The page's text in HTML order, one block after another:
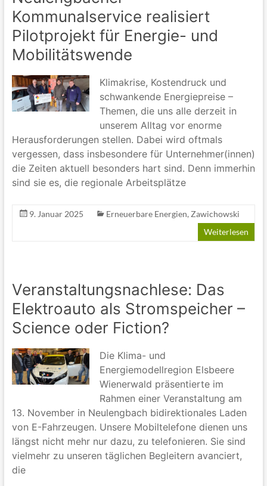
Kommunalservice realisiert
Pilotprojekt für Energie- und
Mobilitätswende
Klimakrise, Kostendruck und
schwankende Energiepreise –
Themen, die uns alle derzeit in
unserem Alltag vor enorme
Herausforderungen stellen. Dabei wird oftmals
vergessen, dass insbesondere für Unternehmer(innen)
die Zeiten aktuell besonders hart sind. Denn immerhin
sind sie es, die regionale Arbeitsplätze
9. Januar 2025 Erneuerbare Energien, Zawichowski
Weiterlesen
Veranstaltungsnachlese: Das
Elektroauto als Stromspeicher –
Science oder Fiction?
Die Klima- und
Energiemodellregion Elsbeere
Wienerwald präsentierte im
Rahmen einer Veranstaltung am
13. November in Neulengbach bidirektionales Laden
von E-Fahrzeugen. Unsere Mobiltelefone dienen uns
längst nicht mehr nur dazu, zu telefonieren. Sie sind
vielmehr zu unseren täglichen Begleitern avanciert,
die